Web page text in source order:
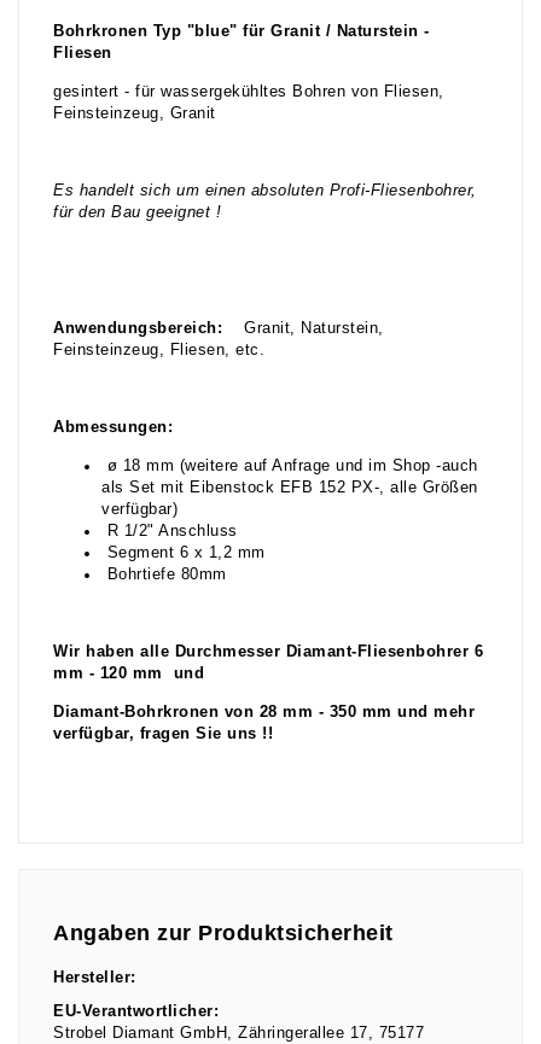
Bohrkronen Typ "blue" für Granit / Naturstein -
Fliesen
gesintert - für wassergekühltes Bohren von Fliesen,
Feinsteinzeug, Granit
Es handelt sich um einen absoluten Profi-Fliesenbohrer,
für den Bau geeignet !
Anwendungsbereich: Granit, Naturstein,
Feinsteinzeug, Fliesen, etc.
Abmessungen:
ø 18 mm (weitere auf Anfrage und im Shop -auch
als Set mit Eibenstock EFB 152 PX-, alle Größen
verfügbar)
R 1/2" Anschluss
Segment 6 x 1,2 mm
Bohrtiefe 80mm
Wir haben alle Durchmesser Diamant-Fliesenbohrer 6
mm - 120 mm und
Diamant-Bohrkronen von 28 mm - 350 mm und mehr
verfügbar, fragen Sie uns !!
Angaben zur Produktsicherheit
Hersteller:
EU-Verantwortlicher:
Strobel Diamant GmbH
Zähringerallee 17
75177